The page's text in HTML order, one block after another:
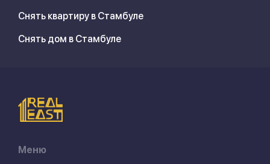
Снять квартиру в Стамбуле
Снять дом в Стамбуле
Меню